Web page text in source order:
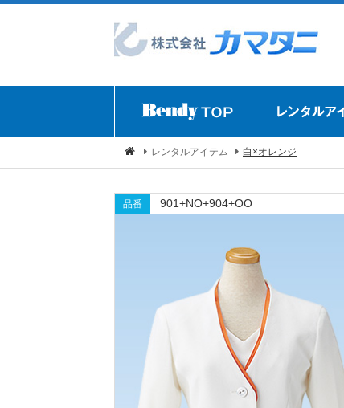
レンタルアイテム 白×オレンジ
品番 901+NO+904+OO